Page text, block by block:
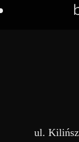
ul.